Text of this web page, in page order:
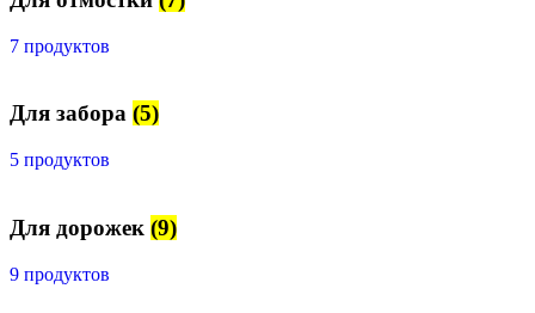
7 продуктов
Для забора (5)
5 продуктов
Для дорожек (9)
9 продуктов